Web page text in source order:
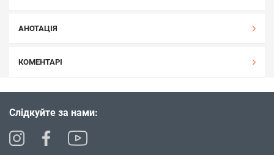
АНОТАЦІЯ
КОМЕНТАРІ
Слідкуйте за нами: